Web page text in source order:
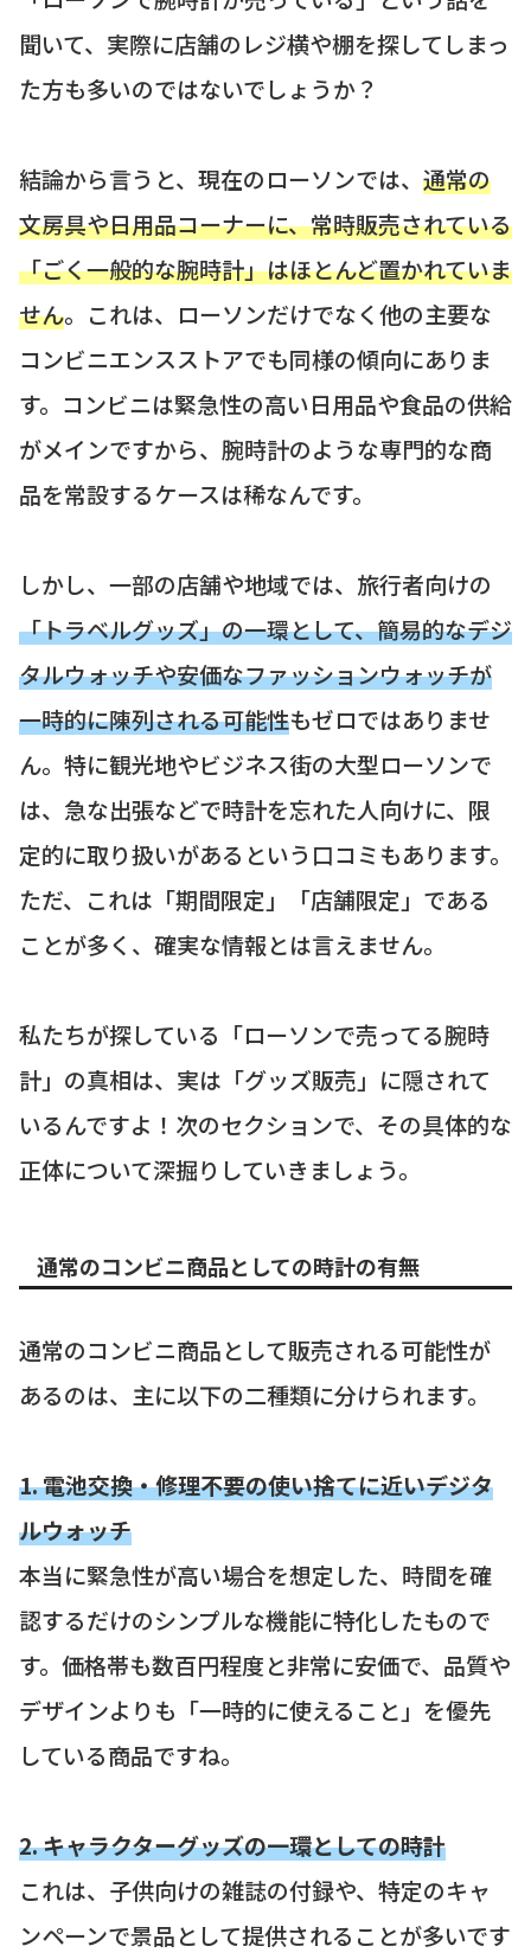
聞いて、実際に店舗のレジ横や棚を探してしまっ
た方も多いのではないでしょうか？
結論から言うと、現在のローソンでは、 通常の
文房具や日用品コーナーに、常時販売されている
「ごく一般的な腕時計」はほとんど置かれていま
せん。これは、ローソンだけでなく他の主要な
コンビニエンスストアでも同様の傾向にありま
す。コンビニは緊急性の高い日用品や食品の供給
がメインですから、腕時計のような専門的な商
品を常設するケースは稀なんです。
しかし、一部の店舗や地域では、旅行者向けの
「トラベルグッズ」の一環として、簡易的なデジ
タルウォッチや安価なファッションウォッチが
一時的に陳列される可能性もゼロではありませ
ん。特に観光地やビジネス街の大型ローソンで
は、急な出張などで時計を忘れた人向けに、限
定的に取り扱いがあるという口コミもあります。
ただ、これは「期間限定」「店舗限定」である
ことが多く、確実な情報とは言えません。
私たちが探している「ローソンで売ってる腕時
計」の真相は、実は「グッズ販売」に隠されて
いるんですよ！次のセクションで、その具体的な
正体について深掘りしていきましょう。
通常のコンビニ商品としての時計の有無
通常のコンビニ商品として販売される可能性が
あるのは、主に以下の二種類に分けられます。
1. 電池交換・修理不要の使い捨てに近いデジタ
ルウォッチ
本当に緊急性が高い場合を想定した、時間を確
認するだけのシンプルな機能に特化したもので
す。価格帯も数百円程度と非常に安価で、品質や
デザインよりも「一時的に使えること」を優先
している商品ですね。
2. キャラクターグッズの一環としての時計
これは、子供向けの雑誌の付録や、特定のキャ
ンペーンで景品として提供されることが多いです